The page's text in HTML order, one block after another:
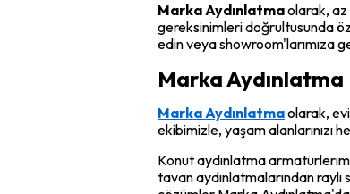
Marka Aydınlatmaolarak, az
gereksinimleri doğrultusunda
edin veya showroom'larımıza
Marka Aydınlatma
Marka Aydınlatmaolarak,
ekibimizle, yaşam alanlarınızı
Konut aydınlatma
tavan aydınlatmalarından raylı